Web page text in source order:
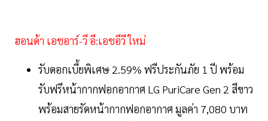
ฮอนด้า เอชอาร์-วี อี:เอชอีวี ใหม่
รับดอกเบี้ยพิเศษ 2.59% ฟรีประกันภัย 1 ปี พร้อม
รับฟรีหน้ากากฟอกอากาศ LG PuriCare Gen 2 สีขาว
พร้อมสายรัดหน้ากากฟอกอากาศ มูลค่า 7,080 บาท